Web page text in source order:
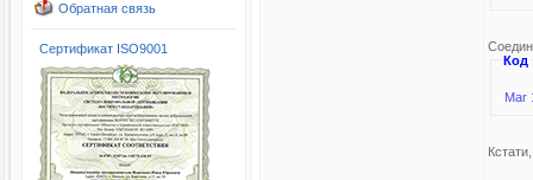
Обратная связь
Сертификат ISO9001
Код
Mar